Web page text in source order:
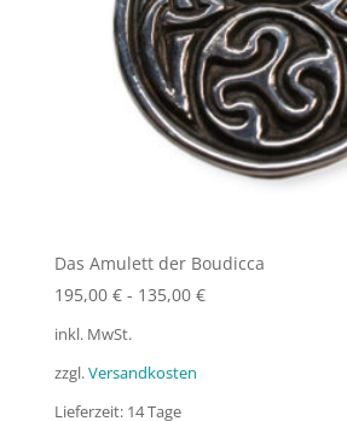
Das Amulett der Boudicca
195,00 €- 135,00 €
inkl. MwSt.
zzgl.Versandkosten
Lieferzeit: 14 Tage